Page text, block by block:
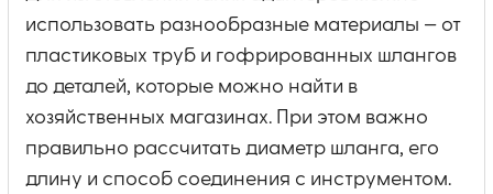
использовать разнообразные материалы — от
пластиковых труб и гофрированных шлангов
до деталей, которые можно найти в
хозяйственных магазинах. При этом важно
правильно рассчитать диаметр шланга, его
длину и способ соединения с инструментом.